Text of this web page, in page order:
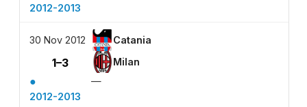
2012-2013
30 Nov 2012 Catania
1–3 Milan
●
—
2012-2013